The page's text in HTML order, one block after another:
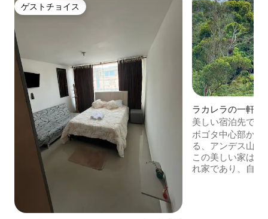
ゲストチョイス
ゲストチョイス
ラカレラの一軒家
美しい宿泊先でく
りましょう
ボゴタ中心部から
る、アンデス山脈
この美しい家は、
れ家であり、自然